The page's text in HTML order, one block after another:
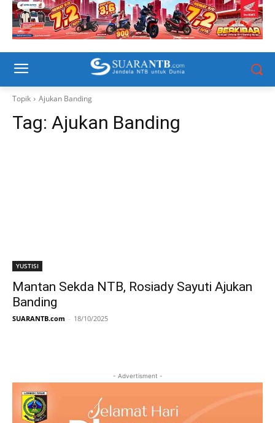
Topik Ajukan Banding
Tag: Ajukan Banding
YUSTISI
Mantan Sekda NTB, Rosiady Sayuti Ajukan
Banding
SUARANTB.com - 18/10/2025
- Advertisment -